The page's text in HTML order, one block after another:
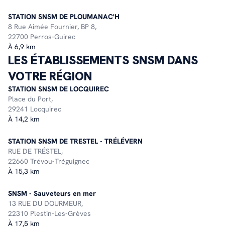
STATION SNSM DE PLOUMANAC'H
8 Rue Aimée Fournier, BP 8,
22700 Perros-Guirec
À 6,9 km
LES ÉTABLISSEMENTS SNSM DANS
VOTRE RÉGION
STATION SNSM DE LOCQUIREC
Place du Port,
29241 Locquirec
À 14,2 km
STATION SNSM DE TRESTEL - TRÉLÉVERN
RUE DE TRÉSTEL,
22660 Trévou-Tréguignec
À 15,3 km
SNSM - Sauveteurs en mer
13 RUE DU DOURMEUR,
22310 Plestin-Les-Grèves
À 17,5 km